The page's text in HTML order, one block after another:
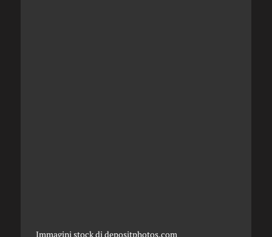
Immagini stock didepositphotos.com